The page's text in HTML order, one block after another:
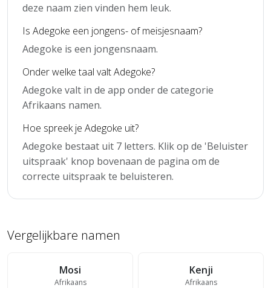
deze naam zien vinden hem leuk.
Is Adegoke een jongens- of meisjesnaam?
Adegoke is een jongensnaam.
Onder welke taal valt Adegoke?
Adegoke valt in de app onder de categorie
Afrikaans namen.
Hoe spreek je Adegoke uit?
Adegoke bestaat uit 7 letters. Klik op de 'Beluister
uitspraak' knop bovenaan de pagina om de
correcte uitspraak te beluisteren.
Vergelijkbare namen
Mosi
Afrikaans
Kenji
Afrikaans